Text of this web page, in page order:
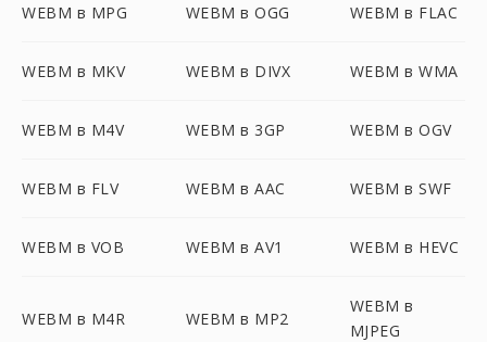
WEBM в MPG WEBM в OGG WEBM в FLAC
WEBM в MKV WEBM в DIVX WEBM в WMA
WEBM в M4V WEBM в 3GP WEBM в OGV
WEBM в FLV WEBM в AAC WEBM в SWF
WEBM в VOB WEBM в AV1 WEBM в HEVC
WEBM в M4R WEBM в MP2
WEBM в
MJPEG